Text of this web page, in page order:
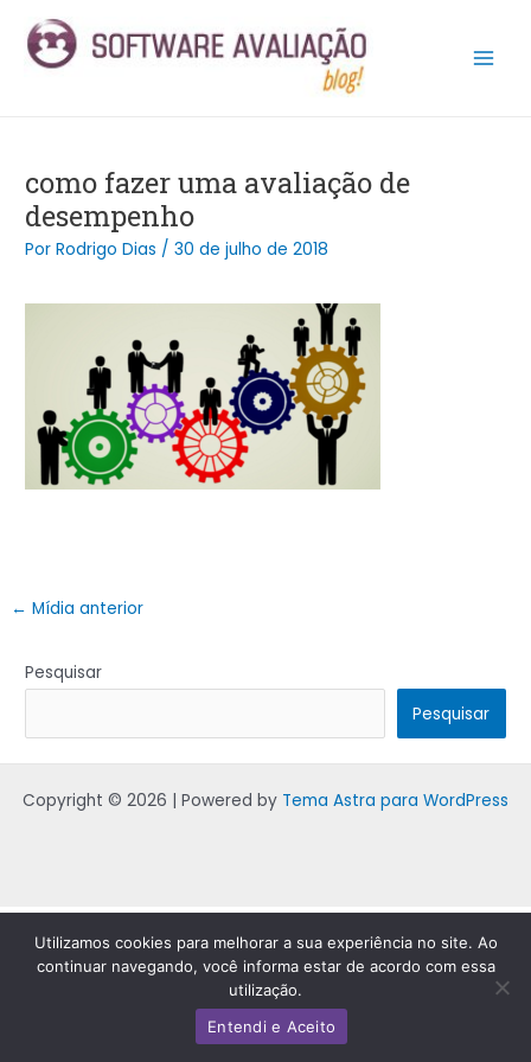
para
como fazer uma avaliação de
desempenho
PorRodrigo Dias /30 de julho de 2018
navigation
← Mídia anterior
Pesquisar
Pesquisar
Copyright © 2026 | Powered by Tema Astra para WordPress
Utilizamos cookies para melhorar a sua experiência no site. Ao
continuar navegando, você informa estar de acordo com essa
utilização.
Entendi e Aceito